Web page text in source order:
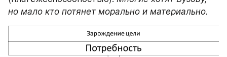
но мало кто потянет морально и материально.